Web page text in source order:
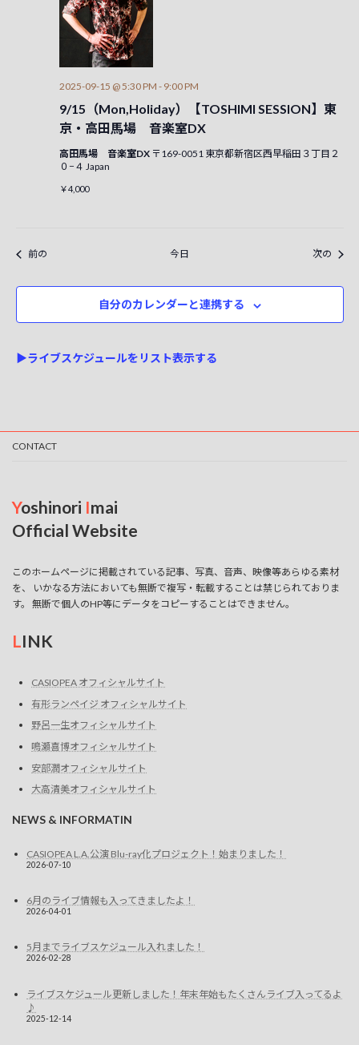
9/15（Mon,Holiday）【TOSHIMI SESSION】東
京・高田馬場 音楽室DX
2025-09-15 @ 5:30 PM - 9:00 PM
高田馬場 音楽室DX 〒169-0051 東京都新宿区西早稲田３丁目２
０−４ Japan
￥4,000
前のイベント 今日 次のイベ
自分のカレンダーと連携する
▶ライブスケジュールをリスト表示する
CONTACT
Yoshinori Imai
Official Website
このホームページに掲載されている記事、写真、音声、映像等あらゆる素材
を、 いかなる方法においても無断で複写・転載することは禁じられておりま
す。 無断で個人のHP等にデータをコピーすることはできません。
LINK
CASIOPEA オフィシャルサイト
有形ランペイジ オフィシャルサイト
野呂一生オフィシャルサイト
鳴瀬喜博オフィシャルサイト
安部潤オフィシャルサイト
大高清美オフィシャルサイト
NEWS & INFORMATIN
CASIOPEA L.A.公演 Blu-ray化プロジェクト！始まりました！
2026-07-10
6月のライブ情報も入ってきましたよ！
2026-04-01
5月までライブスケジュール入れました！
2026-02-28
ライブスケジュール更新しました！年末年始もたくさんライブ入ってるよ
♪
2025-12-14